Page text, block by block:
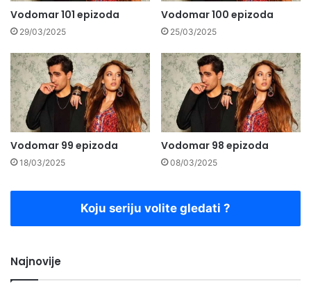
Vodomar 101 epizoda
29/03/2025
Vodomar 100 epizoda
25/03/2025
Vodomar 99 epizoda
18/03/2025
Vodomar 98 epizoda
08/03/2025
Koju seriju volite gledati ?
Najnovije